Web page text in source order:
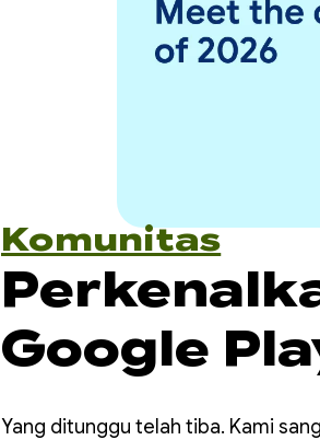
Komunitas
Google
Yang ditunggu telah tiba. Kami